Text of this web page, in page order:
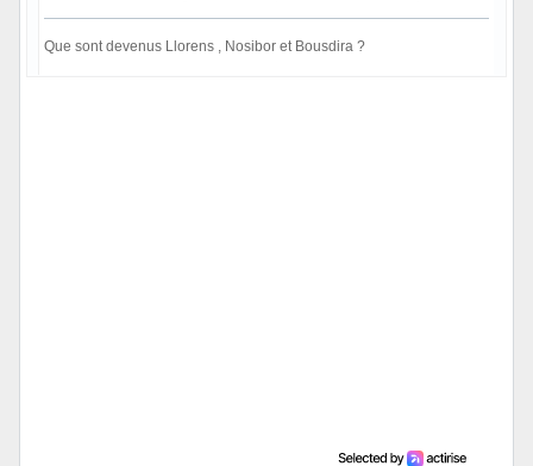
Que sont devenus Llorens , Nosibor et Bousdira ?